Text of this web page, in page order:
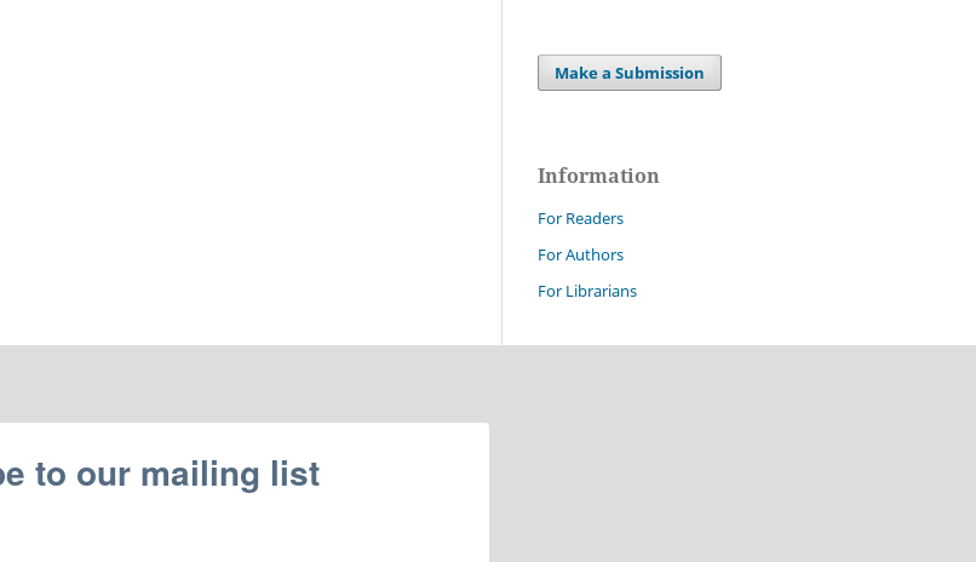
Make a Submission
Information
For Readers
For Authors
For Librarians